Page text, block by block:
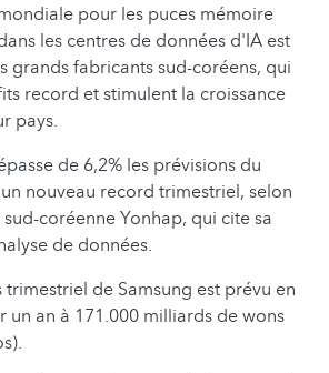
pour les puces mémoire
les centres de données d'IA est
grands fabricants sud-coréens, qui
record et stimulent la croissance
pays.
de 6,2% les prévisions du
nouveau record trimestriel, selon
coréenne Yonhap, qui cite sa
de données.
de Samsung est prévu en
un an à 171.000 milliards de wons